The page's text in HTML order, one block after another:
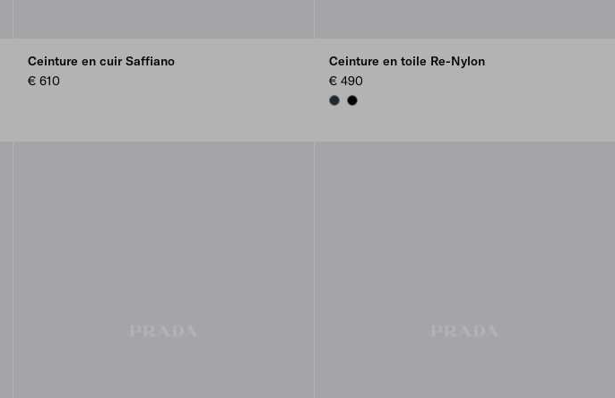
Ceinture en cuir Saffiano
€ 610
Ceinture en toile Re-Nylon
€ 490
NAVYBLACK